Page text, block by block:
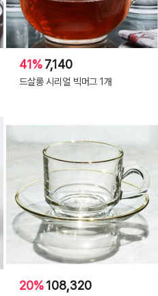
41%7,140
드살롱 시리얼 빅머그 1개
20%108,320